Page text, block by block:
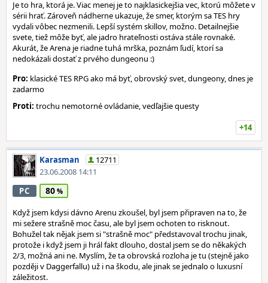
Je to hra, ktorá je. Viac menej je to najklasickejšia vec, ktorú môžete v
sérii hrať. Zároveň nádherne ukazuje, že smer, ktorým sa TES hry
vydali vôbec nezmenili. Lepší systém skillov, možno. Detailnejšie
svete, tiež môže byť, ale jadro hrateľnosti ostáva stále rovnaké.
Akurát, že Arena je riadne tuhá mrška, poznám ľudí, ktorí sa
nedokázali dostať z prvého dungeonu :)
Pro: klasické TES RPG ako má byť, obrovský svet, dungeony, dnes je
zadarmo
Proti: trochu nemotorné ovládanie, vedľajšie questy
+14
Karasman
12711
23.06.2008 14:11
PC
80
Když jsem kdysi dávno Arenu zkoušel, byl jsem připraven na to, že
mi sežere strašně moc času, ale byl jsem ochoten to risknout.
Bohužel tak nějak jsem si "strašně moc" představoval trochu jinak,
protože i když jsem ji hrál fakt dlouho, dostal jsem se do někakých
2/3, možná ani ne. Myslím, že ta obrovská rozloha je tu (stejně jako
později v Daggerfallu) už i na škodu, ale jinak se jednalo o luxusní
záležitost.